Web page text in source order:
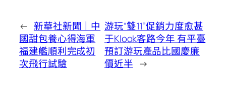
← 新華社新聞｜中
國甜包養心得海軍
福建艦順利完成初
次飛行試驗
游玩“雙11”促銷力度愈甚
于Klook客路今年 有平臺
預訂游玩產品比國慶廉
價近半 →